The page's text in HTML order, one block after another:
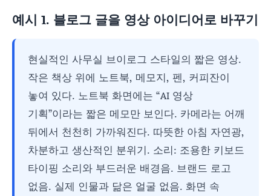
예시 1. 블로그 글을 영상 아이디어로 바꾸기
현실적인 사무실 브이로그 스타일의 짧은 영상.
작은 책상 위에 노트북, 메모지, 펜, 커피잔이
놓여 있다. 노트북 화면에는 “AI 영상
기획”이라는 짧은 메모만 보인다. 카메라는 어깨
뒤에서 천천히 가까워진다. 따뜻한 아침 자연광,
차분하고 생산적인 분위기. 소리: 조용한 키보드
타이핑 소리와 부드러운 배경음. 브랜드 로고
없음. 실제 인물과 닮은 얼굴 없음. 화면 속